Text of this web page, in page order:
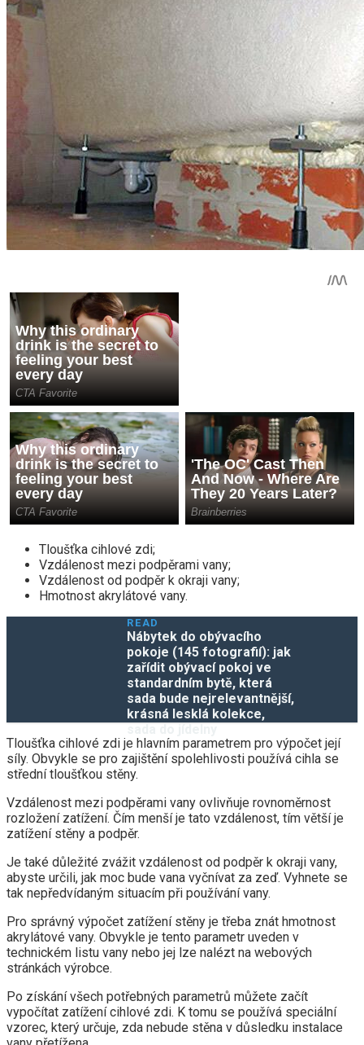
Tloušťka cihlové zdi;
Vzdálenost mezi podpěrami vany;
Vzdálenost od podpěr k okraji vany;
Hmotnost akrylátové vany.
READ
Nábytek do obývacího
pokoje (145 fotografií): jak
zařídit obývací pokoj ve
standardním bytě, která
sada bude nejrelevantnější,
krásná lesklá kolekce,
Tloušťka cihlové zdi je hlavním parametrem pro výpočet její
síly. Obvykle se pro zajištění spolehlivosti používá cihla se
střední tloušťkou stěny.
Vzdálenost mezi podpěrami vany ovlivňuje rovnoměrnost
rozložení zatížení. Čím menší je tato vzdálenost, tím větší je
zatížení stěny a podpěr.
Je také důležité zvážit vzdálenost od podpěr k okraji vany,
abyste určili, jak moc bude vana vyčnívat za zeď. Vyhnete se
tak nepředvídaným situacím při používání vany.
Pro správný výpočet zatížení stěny je třeba znát hmotnost
akrylátové vany. Obvykle je tento parametr uveden v
technickém listu vany nebo jej lze nalézt na webových
stránkách výrobce.
Po získání všech potřebných parametrů můžete začít
vypočítat zatížení cihlové zdi. K tomu se používá speciální
vzorec, který určuje, zda nebude stěna v důsledku instalace